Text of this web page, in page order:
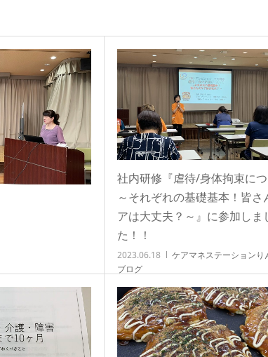
社内研修『虐待/身体拘束に
～それぞれの基礎基本！皆さ
アは大丈夫？～』に参加しま
た！！
2023.06.18 ケアマネステーションり
ブログ